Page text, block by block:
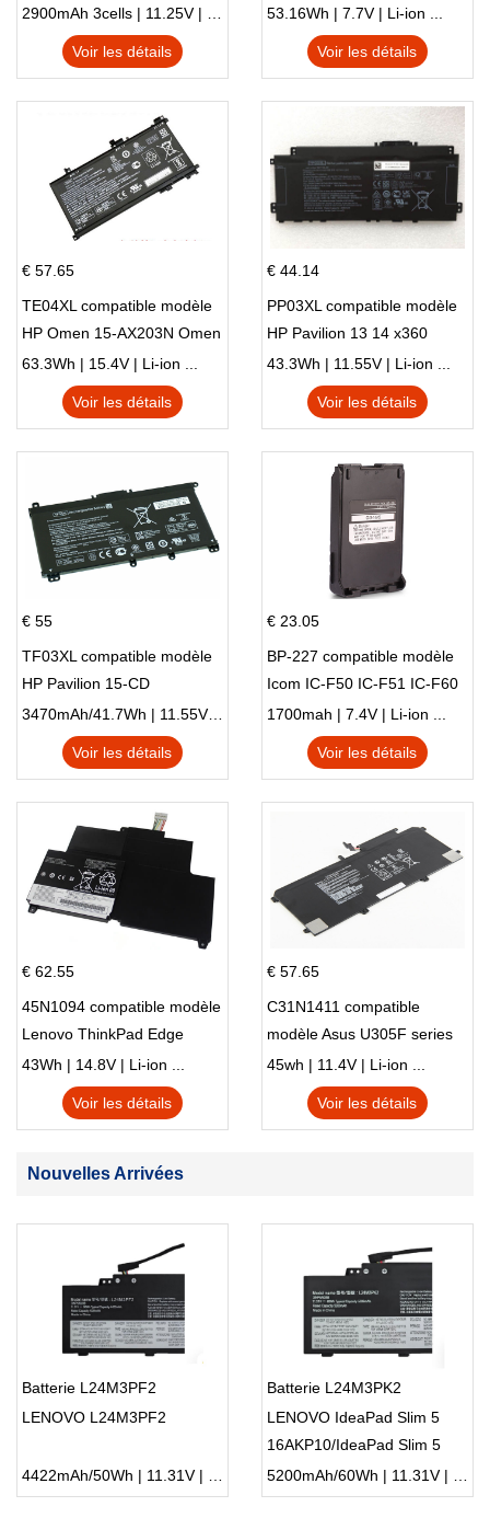
X540LA-SI302 X540SA
X540S
2900mAh 3cells | 11.25V | Li-ion ...
Voir les détails
HSTNN-DB8C 921438-855
TPN-I128
53.16Wh | 7.7V | Li-ion ...
Voir les détails
€ 57.65
TE04XL compatible modèle
HP Omen 15-AX203N Omen
15 Series Pavilion 15 Series
63.3Wh | 15.4V | Li-ion ...
Voir les détails
€ 44.14
PP03XL compatible modèle
HP Pavilion 13 14 x360
L83388-AC1 L83388-421
HSTNN-LB8S M01118-421
M01144-005 13-BB 14-DV
43.3Wh | 11.55V | Li-ion ...
Voir les détails
€ 55
TF03XL compatible modèle
HP Pavilion 15-CD
3470mAh/41.7Wh | 11.55V | Li-ion ...
Voir les détails
€ 23.05
BP-227 compatible modèle
Icom IC-F50 IC-F51 IC-F60
IC-F61 IC-M87
1700mah | 7.4V | Li-ion ...
Voir les détails
€ 62.55
45N1094 compatible modèle
Lenovo ThinkPad Edge
S230u Twist
43Wh | 14.8V | Li-ion ...
Voir les détails
€ 57.65
C31N1411 compatible
modèle Asus U305F series
45wh | 11.4V | Li-ion ...
Voir les détails
Nouvelles Arrivées
Batterie L24M3PF2
LENOVO L24M3PF2
4422mAh/50Wh | 11.31V | Li-ion ...
Batterie L24M3PK2
LENOVO IdeaPad Slim 5
16AKP10/IdeaPad Slim 5
14IAH10/IdeaPad Slim 5
14IRH10
5200mAh/60Wh | 11.31V | Li-ion ...